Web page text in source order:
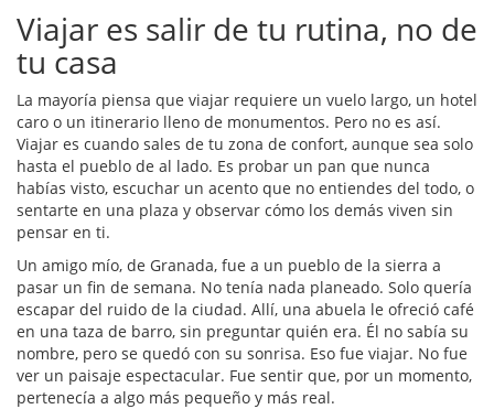
Viajar es salir de tu rutina, no de
tu casa
La mayoría piensa que viajar requiere un vuelo largo, un hotel
caro o un itinerario lleno de monumentos. Pero no es así.
Viajar es cuando sales de tu zona de confort, aunque sea solo
hasta el pueblo de al lado. Es probar un pan que nunca
habías visto, escuchar un acento que no entiendes del todo, o
sentarte en una plaza y observar cómo los demás viven sin
pensar en ti.
Un amigo mío, de Granada, fue a un pueblo de la sierra a
pasar un fin de semana. No tenía nada planeado. Solo quería
escapar del ruido de la ciudad. Allí, una abuela le ofreció café
en una taza de barro, sin preguntar quién era. Él no sabía su
nombre, pero se quedó con su sonrisa. Eso fue viajar. No fue
ver un paisaje espectacular. Fue sentir que, por un momento,
pertenecía a algo más pequeño y más real.